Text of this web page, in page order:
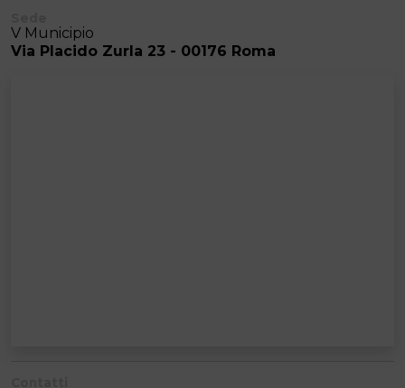
V Municipio
Via Placido Zurla 23 - 00176 Roma